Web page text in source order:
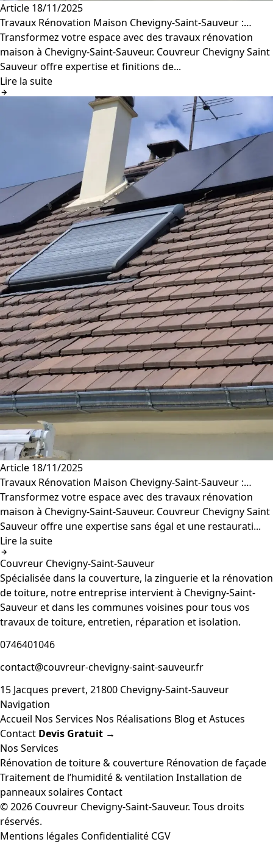
Article 18/11/2025
Travaux Rénovation Maison Chevigny-Saint-Sauveur :…
Transformez votre espace avec des travaux rénovation
maison à Chevigny-Saint-Sauveur. Couvreur Chevigny Saint
Sauveur offre expertise et finitions de...
Lire la suite
Article 18/11/2025
Travaux Rénovation Maison Chevigny-Saint-Sauveur :…
Transformez votre espace avec des travaux rénovation
maison à Chevigny-Saint-Sauveur. Couvreur Chevigny Saint
Sauveur offre une expertise sans égal et une restaurati...
Lire la suite
Couvreur Chevigny-Saint-Sauveur
Spécialisée dans la couverture, la zinguerie et la rénovation
de toiture, notre entreprise intervient à Chevigny-Saint-
Sauveur et dans les communes voisines pour tous vos
travaux de toiture, entretien, réparation et isolation.
0746401046
contact@couvreur-chevigny-saint-sauveur.fr
15 Jacques prevert, 21800 Chevigny-Saint-Sauveur
Navigation
Accueil Nos Services Nos Réalisations Blog et Astuces
Contact Devis Gratuit →
Nos Services
Rénovation de toiture & couverture Rénovation de façade
Traitement de l’humidité & ventilation Installation de
panneaux solaires Contact
© 2026 Couvreur Chevigny-Saint-Sauveur. Tous droits
réservés.
Mentions légales Confidentialité CGV